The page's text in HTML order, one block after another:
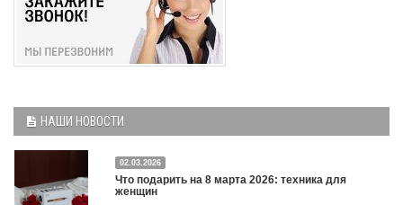
НАШИ НОВОСТИ
02.03.2026
Что подарить на 8 марта 2026: техника для
женщин